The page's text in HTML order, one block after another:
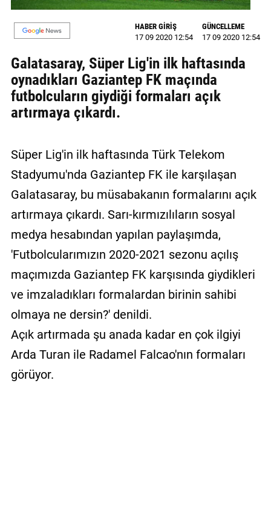
BİZE
ULAŞIN
İletişim
Gizlilik
Sözleşmesi
Sözleşmesi
HABER GİRİŞ
17 09 2020 12:54
GÜNCELLEME
17 09 2020 12:54
Galatasaray, Süper Lig'in ilk haftasında
oynadıkları Gaziantep FK maçında
futbolcuların giydiği formaları açık
artırmaya çıkardı.
Süper Lig'in ilk haftasında Türk Telekom
Stadyumu'nda Gaziantep FK ile karşılaşan
Galatasaray, bu müsabakanın formalarını açık
artırmaya çıkardı. Sarı-kırmızılıların sosyal
medya hesabından yapılan paylaşımda,
'Futbolcularımızın 2020-2021 sezonu açılış
maçımızda Gaziantep FK karşısında giydikleri
ve imzaladıkları formalardan birinin sahibi
olmaya ne dersin?' denildi.
Açık artırmada şu anada kadar en çok ilgiyi
Arda Turan ile Radamel Falcao'nın formaları
görüyor.